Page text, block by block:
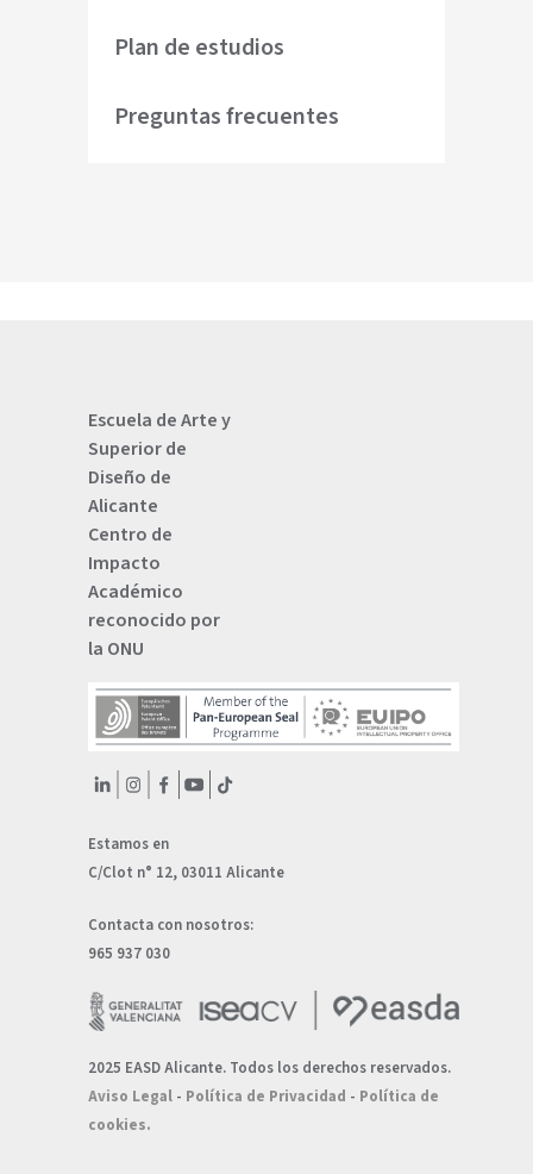
Plan de estudios
Preguntas frecuentes
Escuela de Arte y
Superior de
Diseño de
Alicante
Centro de
Impacto
Académico
reconocido por
la ONU
Estamos en
C/Clot n° 12, 03011 Alicante
Contacta con nosotros:
965 937 030
2025 EASD Alicante. Todos los derechos reservados.
Aviso Legal - Política de Privacidad - Política de
cookies.